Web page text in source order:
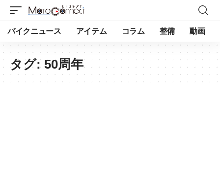
バイクニュース アイテム コラム 整備 動画
タグ: 50周年